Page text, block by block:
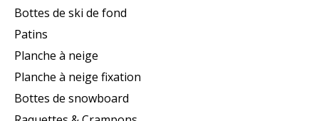
Bottes de ski de fond
Patins
Planche à neige
Planche à neige fixation
Bottes de snowboard